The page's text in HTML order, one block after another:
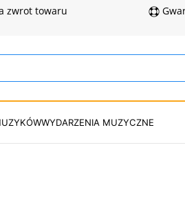
zwrot towaru
WYDARZENIA MUZYCZNE